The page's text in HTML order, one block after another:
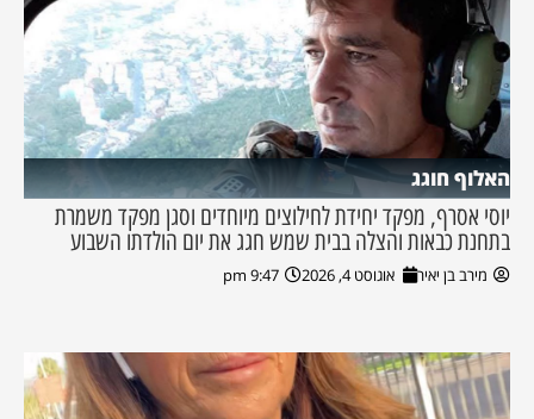
האלוף חוגג
יוסי אסרף, מפקד יחידת לחילוצים מיוחדים וסגן מפקד משמרת
בתחנת כבאות והצלה בבית שמש חגג את יום הולדתו השבוע
מירב בן יאיר אוגוסט 4, 2026 9:47 pm